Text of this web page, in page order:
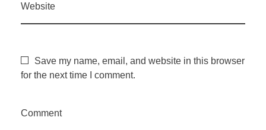
o
o
a
Website
Save my name, email, and website in this browser
for the next time I comment.
Comment